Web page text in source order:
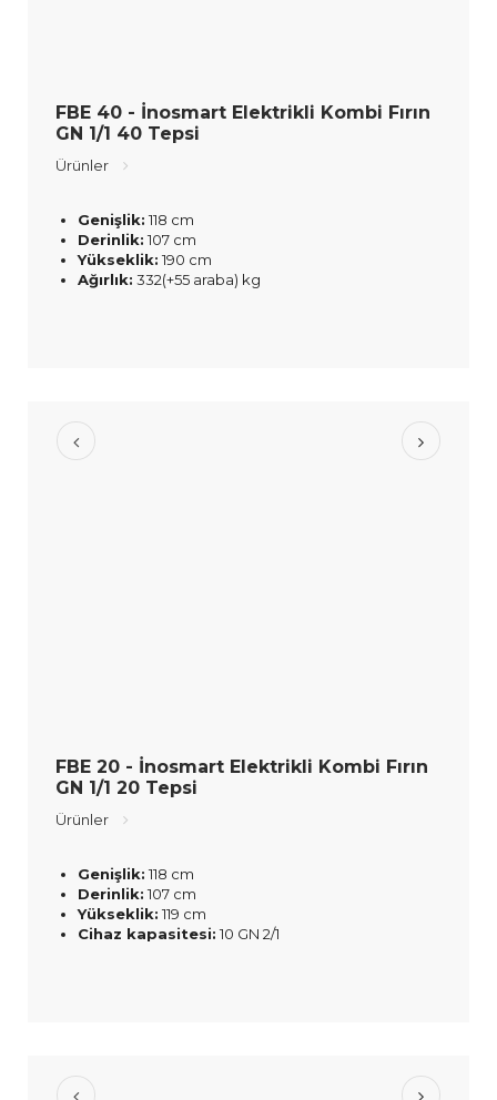
FBE 40 - İnosmart Elektrikli Kombi Fırın
GN 1/1 40 Tepsi
Ürünler
Genişlik: 118 cm
Derinlik: 107 cm
Yükseklik: 190 cm
Ağırlık: 332(+55 araba) kg
FBE 20 - İnosmart Elektrikli Kombi Fırın
GN 1/1 20 Tepsi
Ürünler
Genişlik: 118 cm
Derinlik: 107 cm
Yükseklik: 119 cm
Cihaz kapasitesi: 10 GN 2/1